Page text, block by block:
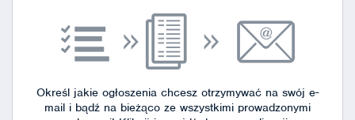
Określ jakie ogłoszenia chcesz otrzymywać na swój e-
mail i bądź na bieżąco ze wszystkimi prowadzonymi